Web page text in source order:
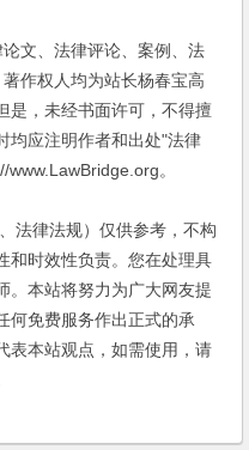
文、法律评论、案例、法
作权人均为站长杨春宝高
是，未经书面许可，不得擅
均应注明作者和出处"法律
。
律法规）仅供参考，不构
和时效性负责。您在处理具
。本站将努力为广大网友提
何免费服务作出正式的承
表本站观点，如需使用，请